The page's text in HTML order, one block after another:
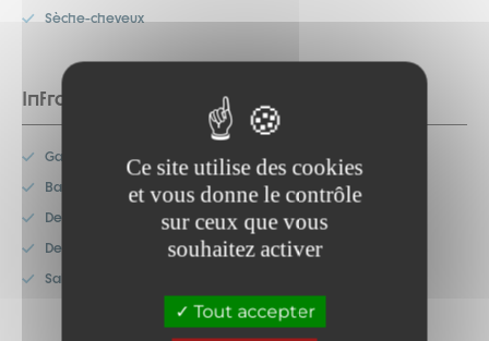
Ce site utilise des cookies
et vous donne le contrôle
sur ceux que vous
souhaitez activer
Tout accepter
Sèche-cheveux
Infrastructures
Garage privé
Balcon
Deux salles de bain
Deux WC
Salon